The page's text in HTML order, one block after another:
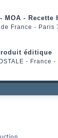
MOA - Recette
France - Paris
éditique
- France -